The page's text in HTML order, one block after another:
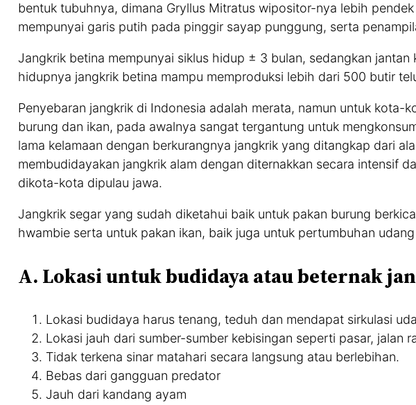
bentuk tubuhnya, dimana Gryllus Mitratus wipositor-nya lebih
mempunyai garis putih pada pinggir sayap punggung, serta
Jangkrik betina mempunyai siklus hidup ± 3 bulan, sedangkan jantan
hidupnya jangkrik betina mampu memproduksi lebih dari 500 butir
Penyebaran jangkrik di Indonesia adalah merata, namun untuk kota-
burung dan ikan, pada awalnya sangat tergantung untuk
lama kelamaan dengan berkurangnya jangkrik yang ditangkap dari
membudidayakan jangkrik alam dengan diternakkan secara intensif
dikota-kota dipulau jawa.
Jangkrik segar yang sudah diketahui baik untuk pakan burung
hwambie serta untuk pakan ikan, baik juga untuk pertumbuhan
A. Lokasi untuk budidaya atau beternak
Lokasi budidaya harus tenang, teduh dan mendapat sirkulasi
Lokasi jauh dari sumber-sumber kebisingan seperti pasar, jalan
Tidak terkena sinar matahari secara langsung atau berlebihan.
Bebas dari gangguan predator
Jauh dari kandang ayam